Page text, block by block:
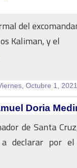
del
Kaliman, y el
Octubre 1,
Doria
de Santa
a declarar por